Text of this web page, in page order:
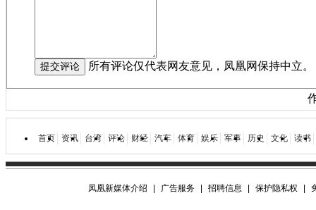
所有评论仅代表网友意见，凤凰网保持中立。
作
首页 资讯 台湾 评论 财经 汽车 体育 娱乐 军事 历史 文化 读书
凤凰新媒体介绍 广告服务 招聘信息 保护隐私权